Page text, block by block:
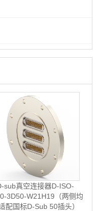
sub真空连接器D-ISO-
3D50-W21H19（两侧均
配国标D-Sub 50插头）